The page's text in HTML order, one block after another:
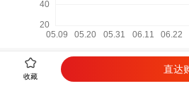
相关商品
收藏
直达